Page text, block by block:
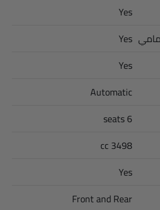
Yes
Yes
Yes
Automatic
6 seats
3498 cc
Yes
Front and Rear